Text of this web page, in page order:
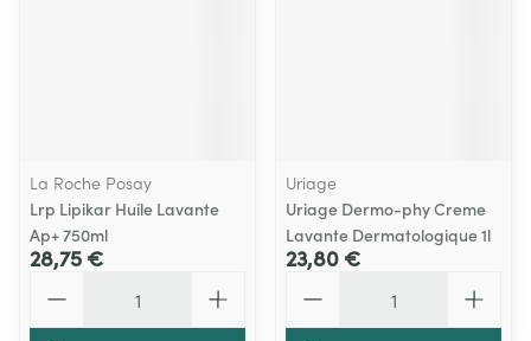
La Roche Posay
Lrp Lipikar Huile Lavante
Ap+ 750ml
28,75 €
Uriage
Uriage Dermo-phy Creme
Lavante Dermatologique 1l
23,80 €